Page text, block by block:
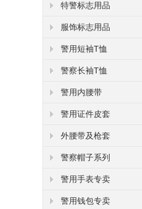
特警标志用品
服饰标志用品
警用短袖T恤
警察长袖T恤
警用内腰带
警用证件皮套
外腰带及枪套
警察帽子系列
警用手表专卖
警用钱包专卖